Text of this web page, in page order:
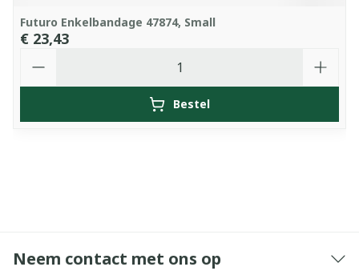
Futuro Enkelbandage 47874, Small
€ 23,43
Bestel
Neem contact met ons op